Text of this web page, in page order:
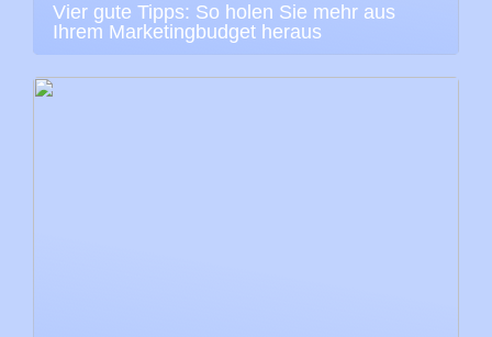
Vier gute Tipps: So holen Sie mehr aus
Ihrem Marketingbudget heraus